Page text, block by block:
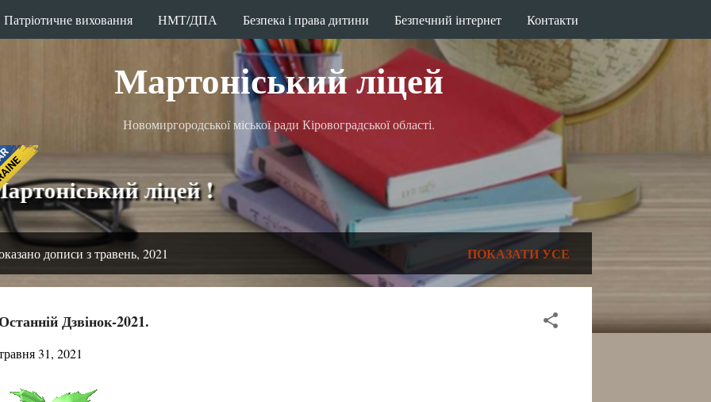
Перейти до основного вмісту
Мартоніський ліцей
Новомиргородської міської ради Кіровоградської області.
ліцей !
дописи з травень, 2021 ПОКАЗАТИ УСЕ
Останній Дзвінок-2021.
31, 2021
Патріотичне виховання НМТ/ДПА Безпека і права дитини Безпечний інтернет Контакти